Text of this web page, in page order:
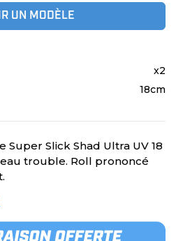
UN MODÈLE
x2
18cm
Super Slick Shad Ultra UV 18
trouble. Roll prononcé